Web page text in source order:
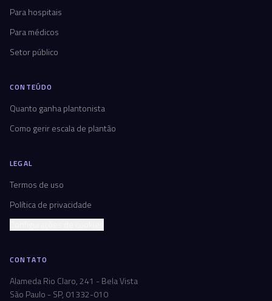
Para hospitais
Para médicos
Setor público
CONTEÚDO
Quanto ganha plantonista
Como gerir escala de plantão
LEGAL
Termos de uso
Política de privacidade
CONTATO
Alameda Rio Claro, 241 - Bela Vista
São Paulo - SP, 01332-010